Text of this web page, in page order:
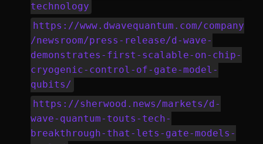
technology
https://www.dwavequantum.com/company
/newsroom/press-release/d-wave-
demonstrates-first-scalable-on-chip-
cryogenic-control-of-gate-model-
qubits/
https://sherwood.news/markets/d-
wave-quantum-touts-tech-
breakthrough-that-lets-gate-models-